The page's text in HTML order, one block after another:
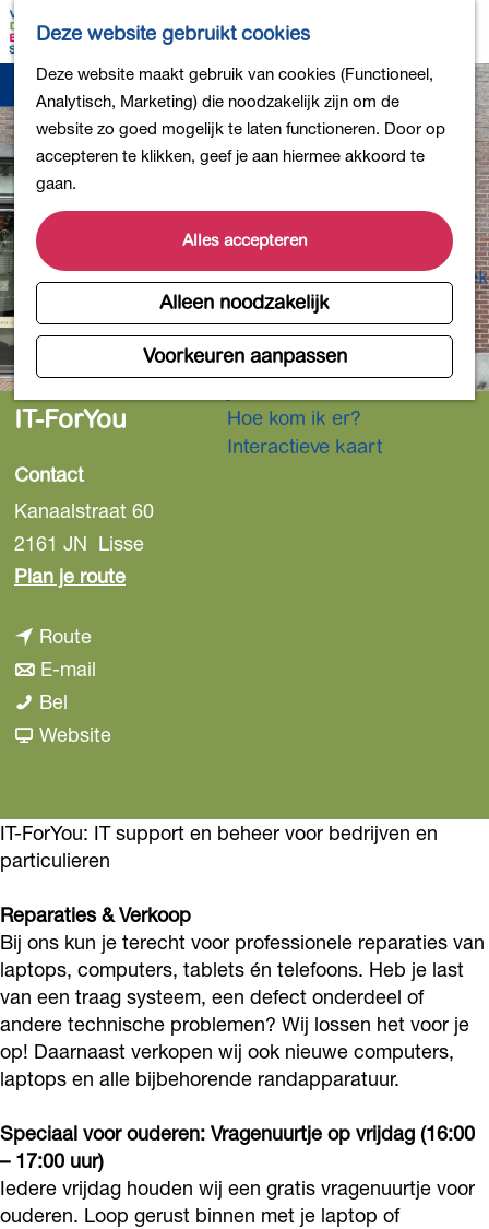
Deze website gebruikt cookies
Deze website maakt gebruik van cookies (Functioneel,
Analytisch, Marketing) die noodzakelijk zijn om de
website zo goed mogelijk te laten functioneren. Door op
accepteren te klikken, geef je aan hiermee akkoord te
gaan.
Alles accepteren
Alleen noodzakelijk
Voorkeuren aanpassen
a
n
a
a
r
d
e
h
o
m
e
K
a
r
t
Z
e
k
e
n
e
n
u
Bollen en Bloemen
Uit eten
DB4daagse - Inschrijven
Kinderactiviteiten
De natuur in
Musea en meer
Producten uit de Bollenstreek
Gezond en actief
Overnachten
Hoe kom ik er?
Interactieve kaart
IT-ForYou
Contact
Kanaalstraat 60
2161 JN Lisse
Plan je routen
o
Y
o
u
Routen
a
r
-
F
r
Y
o
u
E-mail
a
T
-
o
r
Y
o
u
Bel
T
o
r
o
Websitev
I
F
o
r
Y
o
u
IT-ForYou: IT support en beheer voor bedrijven en
particulieren
Reparaties & Verkoop
Bij ons kun je terecht voor professionele reparaties van
laptops, computers, tablets én telefoons. Heb je last
van een traag systeem, een defect onderdeel of
andere technische problemen? Wij lossen het voor je
op! Daarnaast verkopen wij ook nieuwe computers,
laptops en alle bijbehorende randapparatuur.
Speciaal voor ouderen: Vragenuurtje op vrijdag (16:00
– 17:00 uur)
Iedere vrijdag houden wij een gratis vragenuurtje voor
ouderen. Loop gerust binnen met je laptop of